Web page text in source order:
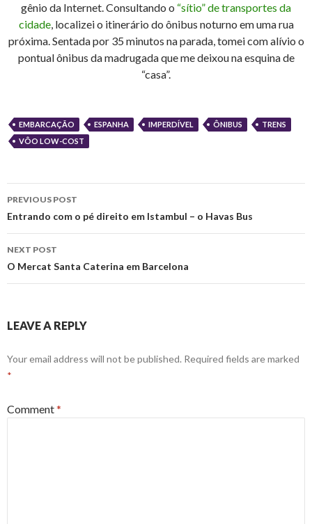
gênio da Internet. Consultando o “sítio” de transportes da
cidade, localizei o itinerário do ônibus noturno em uma rua
próxima. Sentada por 35 minutos na parada, tomei com alívio o
pontual ônibus da madrugada que me deixou na esquina de
“casa”.
EMBARCAÇÃO ESPANHA IMPERDÍVEL ÔNIBUS
TRENS
VÔO LOW-COST
Post
navigation
PREVIOUS POST
Entrando com o pé direito em Istambul – o Havas Bus
NEXT POST
O Mercat Santa Caterina em Barcelona
LEAVE A REPLY
Your email address will not be published. Required fields are marked
*
Comment*